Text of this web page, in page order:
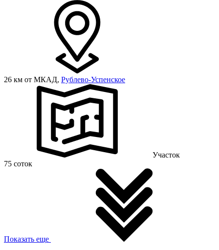
26 км от МКАД, Рублево-Успенское
Участок
75 соток
Показать еще